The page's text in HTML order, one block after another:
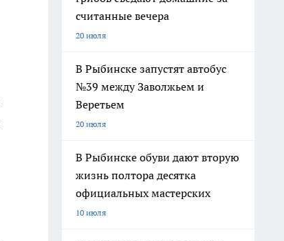
считанные вечера
20 июля
В Рыбинске запустят автобус
№39 между Заволжьем и
Веретьем
20 июля
В Рыбинске обуви дают вторую
жизнь полтора десятка
официальных мастерских
10 июля